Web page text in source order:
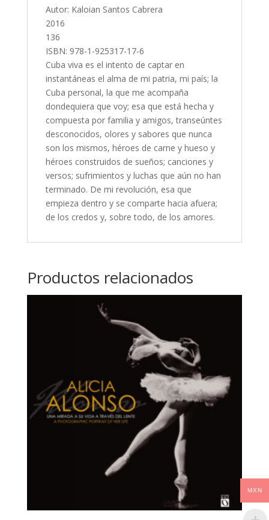
Autor: Kaloian Santos Cabrera
2016
136
ISBN: 978-1-925317-17-6
Cuba viva es el intento de captar en
instantáneas el alma de mi patria, mi país; la
Cuba personal, la que me acompaña
dondequiera que voy; esa que está hecha y
compuesta por familia y amigos, transeúntes
desconocidos, olores y sabores que nunca
son los mismos, héroes de carne y hueso y
héroes construidos de sueños; canciones y
versos; sufrimientos y luchas que aún no han
terminado. De mi revolución, esa que
empieza dentro y se comparte hacia afuera;
de los credos y, sobre todo, de los amores.
Productos relacionados
MXN